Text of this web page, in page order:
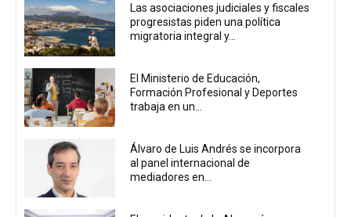
Las asociaciones judiciales y fiscales
progresistas piden una política
migratoria integral y...
El Ministerio de Educación,
Formación Profesional y Deportes
trabaja en un...
Álvaro de Luis Andrés se incorpora
al panel internacional de
mediadores en...